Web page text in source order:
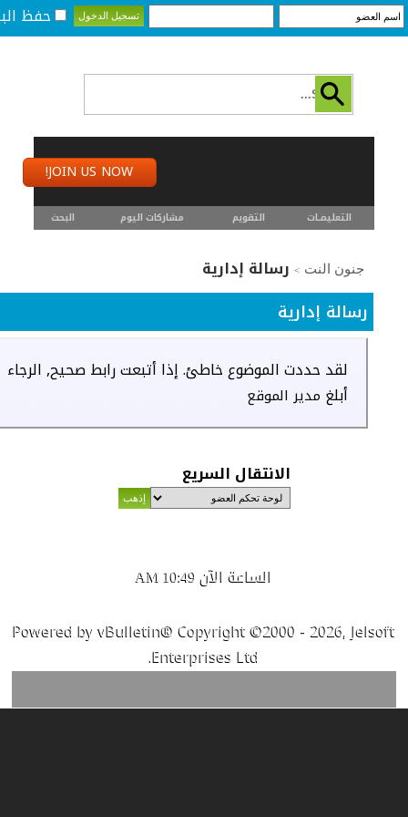
حفظ
JOIN US NOW!
التعليمـــات التقويم مشاركات اليوم البحث
جنون النت > رسالة إدارية
رسالة إدارية
لقد حددت الموضوع خاطئ. إذا أتبعت رابط صحيح, الرجاء
أبلغ مدير الموقع
الانتقال السريع
الساعة الآن 10:49 AM
Powered by vBulletin® Copyright ©2000 - 2026, Jelsoft
Enterprises Ltd.